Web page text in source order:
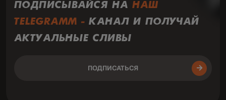
ПОДПИСЫВАЙСЯ НА НАШ
TELEGRAMM - КАНАЛ И ПОЛУЧАЙ
АКТУАЛЬНЫЕ СЛИВЫ
ПОДПИСАТЬСЯ